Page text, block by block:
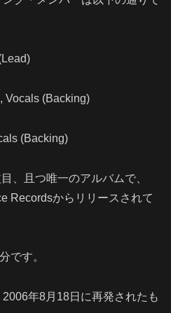
Vocals (Backing)
(Backing)
、且つ唯一のアルバムで、
Recordsからリリースされて
です。
年8月18日に再発されたも